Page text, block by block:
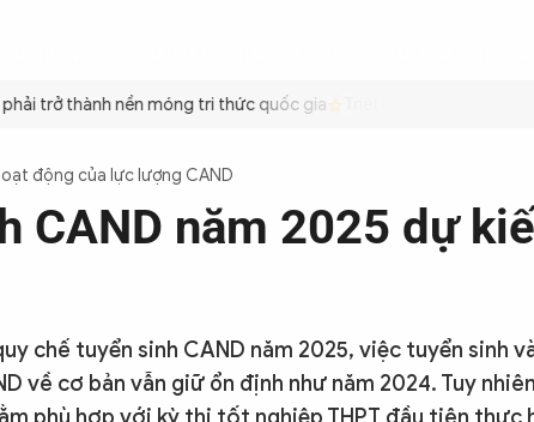
trở thành nền móng tri thức quốc gia Triệt để tiết kiệm xăng
động của lực lượng CAND
CAND năm 2025 dự
chế tuyển sinh CAND năm 2025, việc tuyển sinh
về cơ bản vẫn giữ ổn định như năm 2024. Tuy